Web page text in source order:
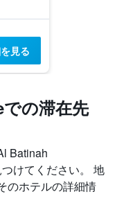
見る
の滞在先
Batinah
けてください。 地
のホテルの詳細情